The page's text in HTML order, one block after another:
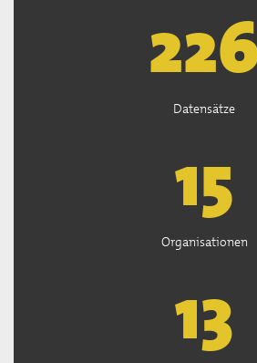
227
Datensätze
15
Organisationen
13